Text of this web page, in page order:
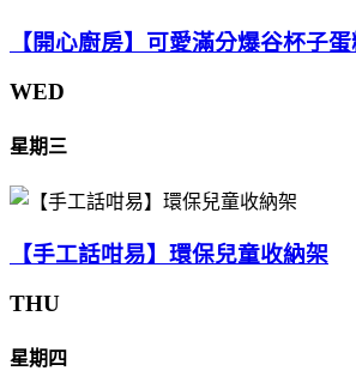
【開心廚房】可愛滿分爆谷杯子
WED
星期三
【手工話咁易】環保兒童收納架
THU
星期四